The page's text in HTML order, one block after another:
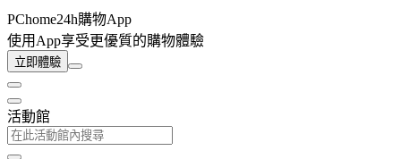
PChome24h購物App
使用App享受更優質的購物體驗
立即體驗
活動館